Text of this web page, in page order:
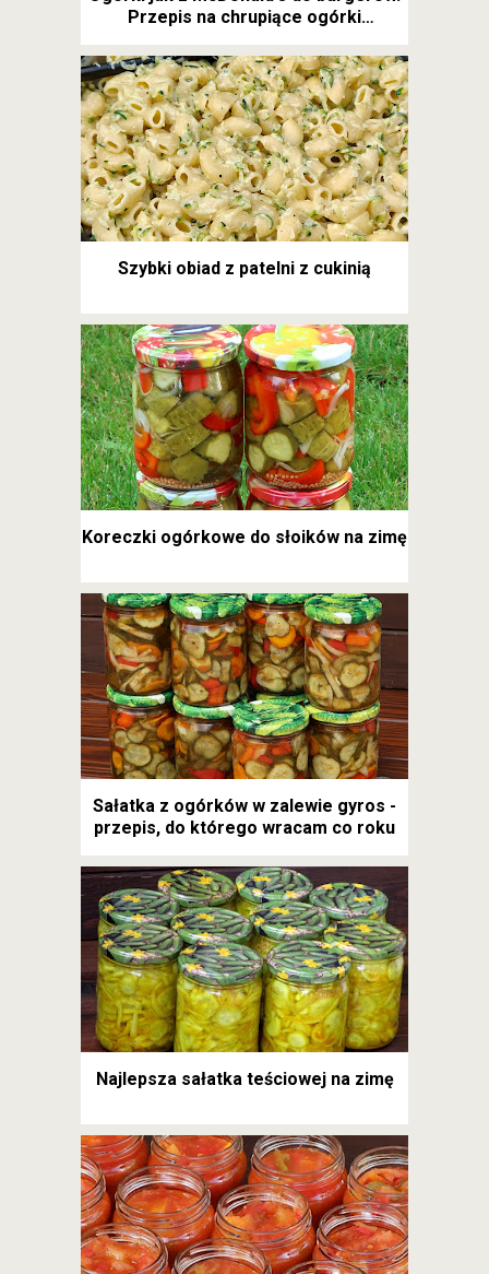
Przepis na chrupiące ogórki
Szybki obiad z patelni z cukinią
Koreczki ogórkowe do słoików na zimę
Sałatka z ogórków w zalewie gyros -
przepis, do którego wracam co roku
Najlepsza sałatka teściowej na zimę